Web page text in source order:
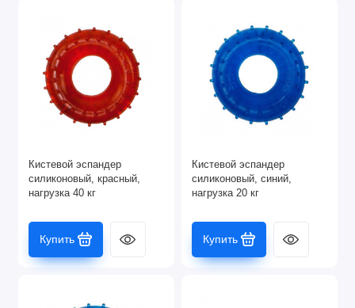
Тренировочные маски
Турники, упоры для отжимания
Тяжелая атлетика
Эспандеры
Кистевой эспандер
силиконовый, красный,
нагрузка 40 кг
Купить
Кистевой эспандер
силиконовый, синий,
нагрузка 20 кг
Купить